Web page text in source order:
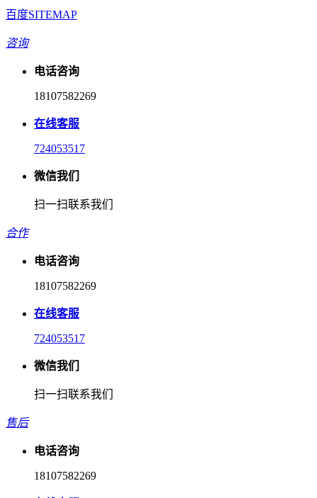
百度SITEMAP
咨询
电话咨询
18107582269
在线客服
724053517
微信我们
扫一扫联系我们
合作
电话咨询
18107582269
在线客服
724053517
微信我们
扫一扫联系我们
售后
电话咨询
18107582269